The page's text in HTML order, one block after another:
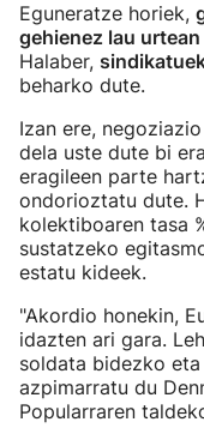
Eguneratze horiek,
gehienez lau
Halaber,
beharko dute.
Izan ere,
dela uste dute bi
eragileen parte
ondorioztatu dute.
kolektiboaren tasa
sustatzeko
estatu kideek.
"Akordio honekin,
idazten ari gara.
soldata bidezko
azpimarratu du
Popularraren